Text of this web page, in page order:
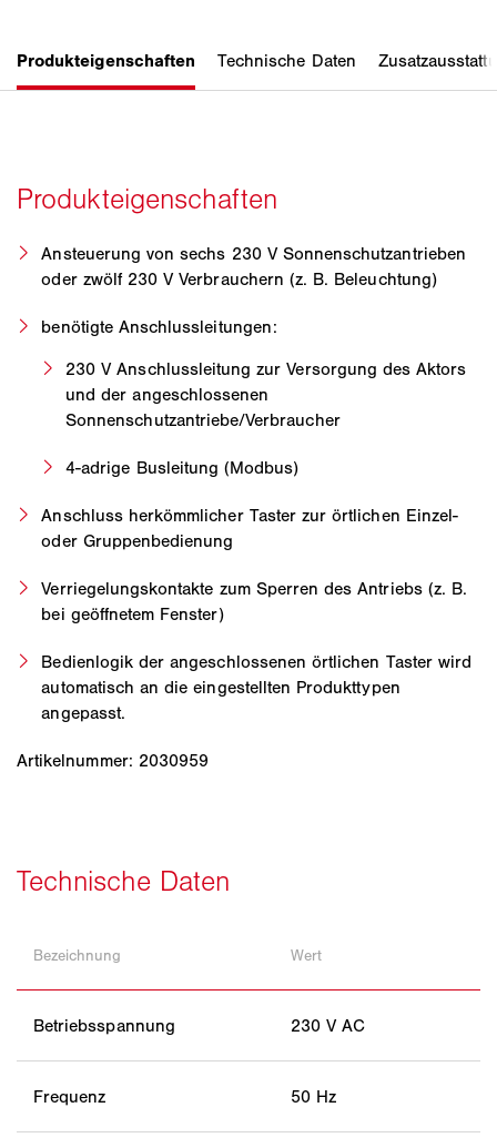
Ansteuerung von sechs 230 V Sonnenschutzantrieben
oder zwölf 230 V Verbrauchern (z. B. Beleuchtung)
benötigte Anschlussleitungen:
230 V Anschlussleitung zur Versorgung des Aktors
und der angeschlossenen
Sonnenschutzantriebe/Verbraucher
4-adrige Busleitung (Modbus)
Anschluss herkömmlicher Taster zur örtlichen Einzel-
oder Gruppenbedienung
Verriegelungskontakte zum Sperren des Antriebs (z. B.
bei geöffnetem Fenster)
Bedienlogik der angeschlossenen örtlichen Taster wird
automatisch an die eingestellten Produkttypen
angepasst.
Artikelnummer: 2030959
Bezeichnung Wert
Betriebsspannung 230 V AC
Frequenz 50 Hz